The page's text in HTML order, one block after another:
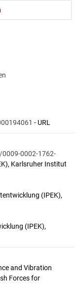
- URL
0002-1762-
Karlsruher Institut
(IPEK),
(IPEK),
and Vibration
Forces for